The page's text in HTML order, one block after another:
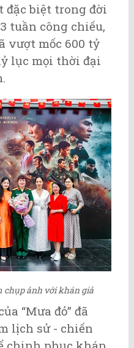
đặc biệt trong đời
tuần công chiếu,
vượt mốc 600 tỷ
lục mọi thời đại
chụp ảnh với khán giả
“Mưa đỏ” đã
lịch sử - chiến